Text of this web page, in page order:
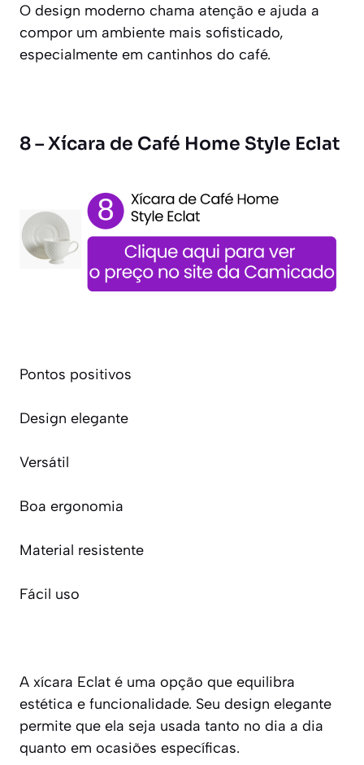
O design moderno chama atenção e ajuda a
compor um ambiente mais sofisticado,
especialmente em cantinhos do café.
8 – Xícara de Café Home Style Eclat
Pontos positivos
Design elegante
Versátil
Boa ergonomia
Material resistente
Fácil uso
A xícara Eclat é uma opção que equilibra
estética e funcionalidade. Seu design elegante
permite que ela seja usada tanto no dia a dia
quanto em ocasiões específicas.